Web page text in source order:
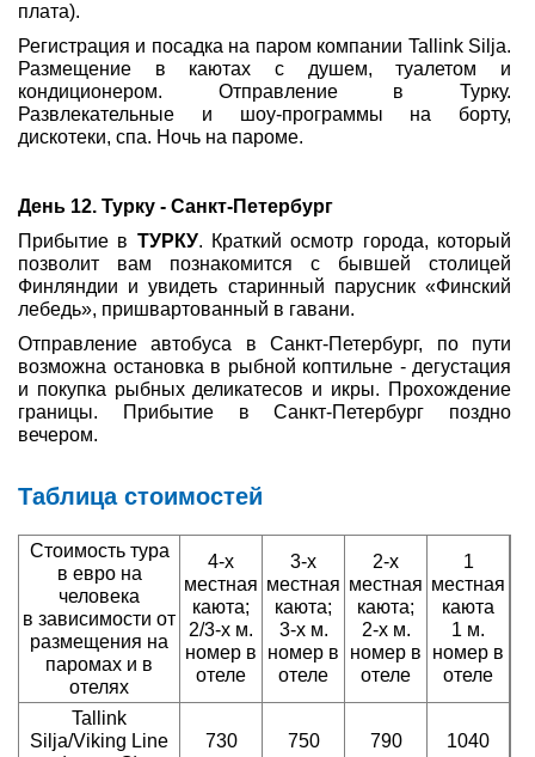
плата).
Регистрация и посадка на паром компании Tallink Silja.
Размещение в каютах с душем, туалетом и
кондиционером. Отправление в Турку.
Развлекательные и шоу-программы на борту,
дискотеки, спа. Ночь на пароме.
День 12. Турку - Санкт-Петербург
Прибытие в ТУРКУ. Краткий осмотр города, который
позволит вам познакомится с бывшей столицей
Финляндии и увидеть старинный парусник «Финский
лебедь», пришвартованный в гавани.
Отправление автобуса в Санкт-Петербург, по пути
возможна остановка в рыбной коптильне - дегустация
и покупка рыбных деликатесов и икры. Прохождение
границы. Прибытие в Санкт-Петербург поздно
вечером.
Таблица стоимостей
Стоимость тура
в евро на
человека
в зависимости от
размещения на
паромах и в
отелях
4-х
местная
каюта;
2/3-х м.
номер в
отеле
3-х
местная
каюта;
3-х м.
номер в
отеле
2-х
местная
каюта;
2-х м.
номер в
отеле
1
местная
каюта
1 м.
номер в
отеле
Tallink
Silja/Viking Line
730 750 790 1040